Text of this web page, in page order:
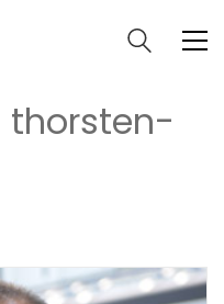
thorsten-